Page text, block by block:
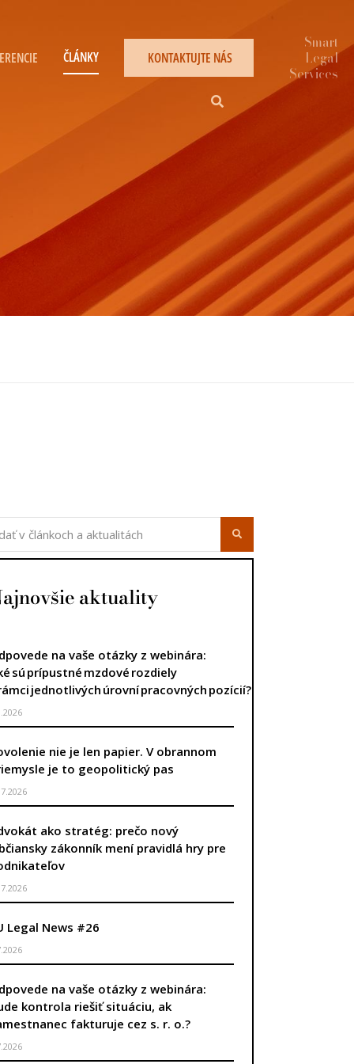
ČLÁNKY KONTAKTUJTE NÁS
aktuality
na vaše otázky z webinára:
sú prípustné mzdové rozdiely
jednotlivých úrovní pracovných pozícií?
nie je len papier. V obrannom
je to geopolitický pas
ako stratég: prečo nový
zákonník mení pravidlá hry pre
Legal News #26
na vaše otázky z webinára:
kontrola riešiť situáciu, ak
fakturuje cez s. r. o.?